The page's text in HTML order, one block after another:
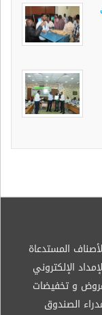
المستدعاة
الإلكتروني
و تخفيضات
الصندوق